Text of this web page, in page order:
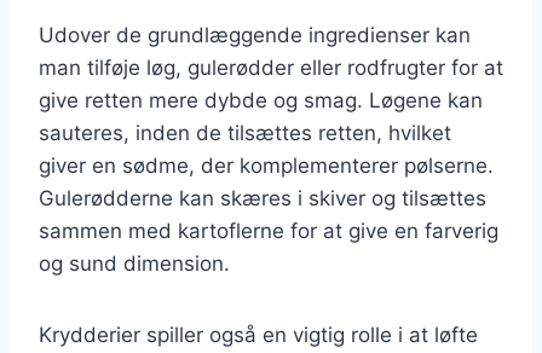
Udover de grundlæggende ingredienser kan
man tilføje løg, gulerødder eller rodfrugter for at
give retten mere dybde og smag. Løgene kan
sauteres, inden de tilsættes retten, hvilket
giver en sødme, der komplementerer pølserne.
Gulerødderne kan skæres i skiver og tilsættes
sammen med kartoflerne for at give en farverig
og sund dimension.
Krydderier spiller også en vigtig rolle i at løfte